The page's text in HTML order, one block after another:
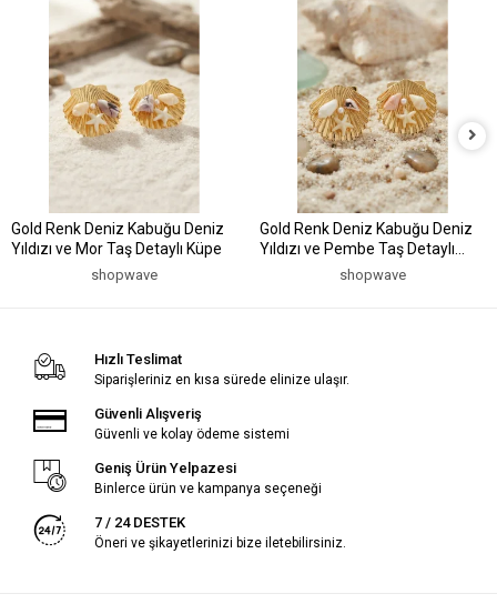
Gold Renk Deniz Kabuğu Deniz
Yıldızı ve Mor Taş Detaylı Küpe
shopwave
Gold Renk Deniz Kabuğu Deniz
Yıldızı ve Pembe Taş Detaylı
shopwave
Hızlı Teslimat
Siparişleriniz en kısa sürede elinize ulaşır.
Güvenli Alışveriş
Güvenli ve kolay ödeme sistemi
Geniş Ürün Yelpazesi
Binlerce ürün ve kampanya seçeneği
7 / 24 DESTEK
Öneri ve şikayetlerinizi bize iletebilirsiniz.